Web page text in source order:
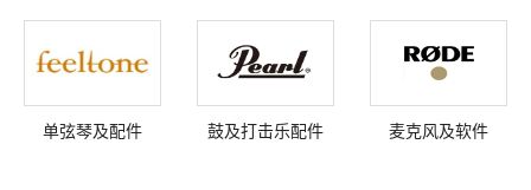
单弦琴及配件 鼓及打击乐配件 麦克风及软件